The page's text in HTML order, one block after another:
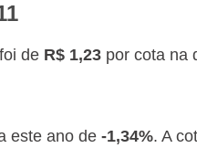
foi de R$ 1,23 por cota na
este ano de -1,34%. A